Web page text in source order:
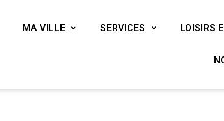
MA VILLE SERVICES LOISIRS